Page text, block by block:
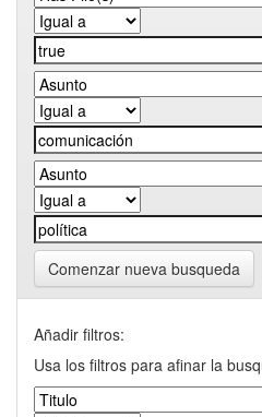
Comenzar nueva busqueda
Añadir filtros:
Usa los filtros para afinar la